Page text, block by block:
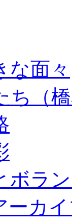
な面々
ち（
ボラ
ーカ